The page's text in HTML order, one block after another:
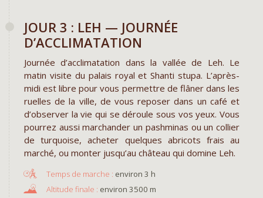
JOUR 3 : LEH — JOURNÉE
D’ACCLIMATATION
Journée d’acclimatation dans la vallée de Leh. Le
matin visite du palais royal et Shanti stupa. L’après-
midi est libre pour vous permettre de flâner dans les
ruelles de la ville, de vous reposer dans un café et
d’observer la vie qui se déroule sous vos yeux. Vous
pourrez aussi marchander un pashminas ou un collier
de turquoise, acheter quelques abricots frais au
marché, ou monter jusqu’au château qui domine Leh.
environ 3 h
environ 3500 m